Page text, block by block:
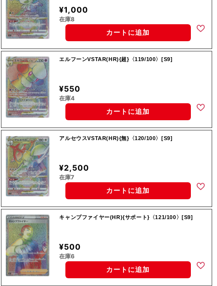
¥1,000
在庫8
カートに追加
エルフーンVSTAR(HR){超}〈119/100〉[S9]
¥550
在庫4
カートに追加
アルセウスVSTAR(HR){無}〈120/100〉[S9]
¥2,500
在庫7
カートに追加
キャンプファイヤー(HR){サポート}〈121/100〉[S9]
¥500
在庫6
カートに追加